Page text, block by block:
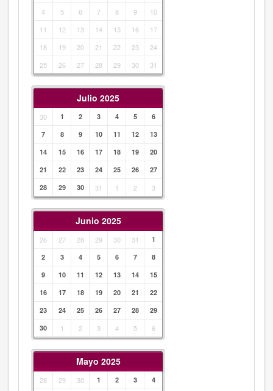
4
5 6 7 8 9
10
11
12 13 14 15 16
17
18
19 20 21 22 23
24
25
26 27 28 29 30 31
Julio 2025
30 1 2 3 4 5
6
7
8 9 10 11 12
13
14
15 16 17 18 19
20
21
22 23 24 25 26
27
28
29 30 31 1 2 3
Junio 2025
26 27 28 29 30 31
1
2
3 4 5 6 7
8
9
10 11 12 13 14
15
16
17 18 19 20 21
22
23
24 25 26 27 28
29
30
1 2 3 4 5 6
Mayo 2025
28 29 30 1 2 3 4